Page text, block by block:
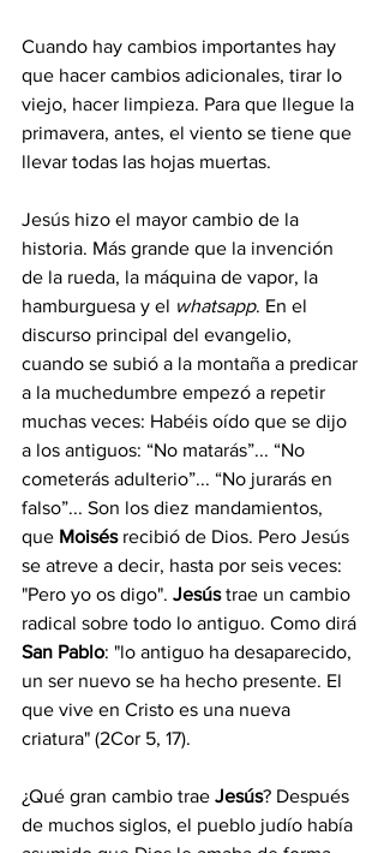
Cuando hay cambios importantes hay
que hacer cambios adicionales, tirar lo
viejo, hacer limpieza. Para que llegue la
primavera, antes, el viento se tiene que
llevar todas las hojas muertas.
Jesús hizo el mayor cambio de la
historia. Más grande que la invención
de la rueda, la máquina de vapor, la
hamburguesa y el whatsapp. En el
discurso principal del evangelio,
cuando se subió a la montaña a predicar
a la muchedumbre empezó a repetir
muchas veces: Habéis oído que se dijo
a los antiguos: “No matarás”... “No
cometerás adulterio”... “No jurarás en
falso”... Son los diez mandamientos,
que Moisés recibió de Dios. Pero Jesús
se atreve a decir, hasta por seis veces:
"Pero yo os digo". Jesús trae un cambio
radical sobre todo lo antiguo. Como dirá
San Pablo: "lo antiguo ha desaparecido,
un ser nuevo se ha hecho presente. El
que vive en Cristo es una nueva
criatura" (2Cor 5, 17).
¿Qué gran cambio trae Jesús? Después
de muchos siglos, el pueblo judío había